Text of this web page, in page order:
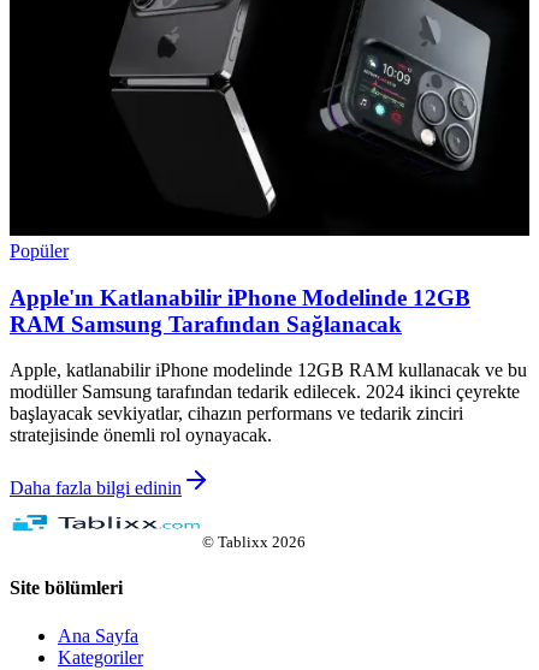
Popüler
Apple'ın Katlanabilir iPhone Modelinde 12GB
RAM Samsung Tarafından Sağlanacak
Apple, katlanabilir iPhone modelinde 12GB RAM kullanacak ve bu
modüller Samsung tarafından tedarik edilecek. 2024 ikinci çeyrekte
başlayacak sevkiyatlar, cihazın performans ve tedarik zinciri
stratejisinde önemli rol oynayacak.
Daha fazla bilgi edinin
© Tablixx 2026
Site bölümleri
Ana Sayfa
Kategoriler